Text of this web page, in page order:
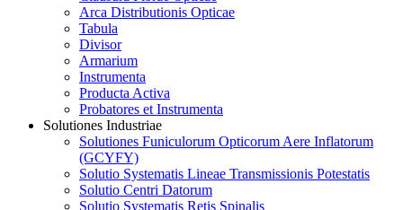
Arca Distributionis Opticae
Tabula
Divisor
Armarium
Instrumenta
Producta Activa
Probatores et Instrumenta
Solutiones Industriae
Solutiones Funiculorum Opticorum Aere Inflatorum
(GCYFY)
Solutio Systematis Lineae Transmissionis Potestatis
Solutio Centri Datorum
Solutio Systematis Retis Spinalis